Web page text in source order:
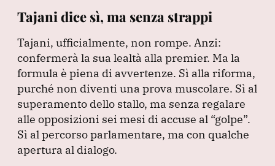
Tajani dice sì, ma senza strappi
Tajani, ufficialmente, non rompe. Anzi:
confermerà la sua lealtà alla premier. Ma la
formula è piena di avvertenze. Sì alla riforma,
purché non diventi una prova muscolare. Sì al
superamento dello stallo, ma senza regalare
alle opposizioni sei mesi di accuse al “golpe”.
Sì al percorso parlamentare, ma con qualche
apertura al dialogo.